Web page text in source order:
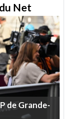
Net
de Grande-